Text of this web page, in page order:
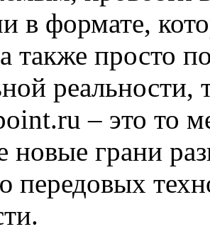
в формате,
также просто
– это то
новые грани